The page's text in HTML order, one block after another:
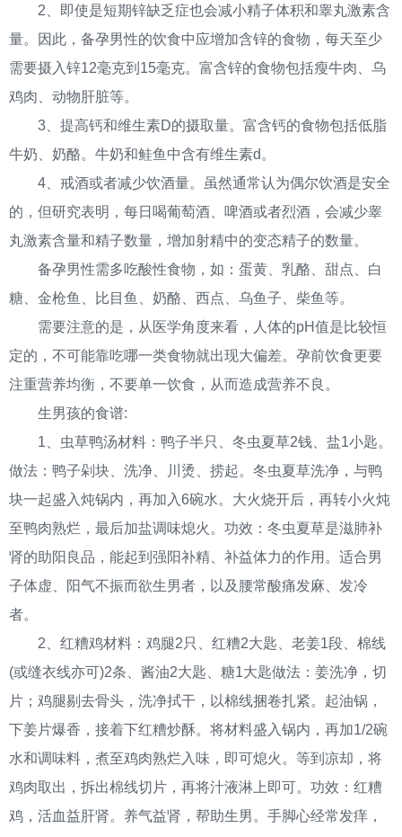
2、即使是短期锌缺乏症也会减小精子体积和睾丸激素含
量。因此，备孕男性的饮食中应增加含锌的食物，每天至少
需要摄入锌12毫克到15毫克。富含锌的食物包括瘦牛肉、乌
鸡肉、动物肝脏等。
3、提高钙和维生素D的摄取量。富含钙的食物包括低脂
牛奶、奶酪。牛奶和鲑鱼中含有维生素d。
4、戒酒或者减少饮酒量。虽然通常认为偶尔饮酒是安全
的，但研究表明，每日喝葡萄酒、啤酒或者烈酒，会减少睾
丸激素含量和精子数量，增加射精中的变态精子的数量。
备孕男性需多吃酸性食物，如：蛋黄、乳酪、甜点、白
糖、金枪鱼、比目鱼、奶酪、西点、乌鱼子、柴鱼等。
需要注意的是，从医学角度来看，人体的pH值是比较恒
定的，不可能靠吃哪一类食物就出现大偏差。孕前饮食更要
注重营养均衡，不要单一饮食，从而造成营养不良。
生男孩的食谱:
1、虫草鸭汤材料：鸭子半只、冬虫夏草2钱、盐1小匙。
做法：鸭子剁块、洗净、川烫、捞起。冬虫夏草洗净，与鸭
块一起盛入炖锅内，再加入6碗水。大火烧开后，再转小火炖
至鸭肉熟烂，最后加盐调味熄火。功效：冬虫夏草是滋肺补
肾的助阳良品，能起到强阳补精、补益体力的作用。适合男
子体虚、阳气不振而欲生男者，以及腰常酸痛发麻、发冷
者。
2、红糟鸡材料：鸡腿2只、红糟2大匙、老姜1段、棉线
(或缝衣线亦可)2条、酱油2大匙、糖1大匙做法：姜洗净，切
片；鸡腿剔去骨头，洗净拭干，以棉线捆卷扎紧。起油锅，
下姜片爆香，接着下红糟炒酥。将材料盛入锅内，再加1/2碗
水和调味料，煮至鸡肉熟烂入味，即可熄火。等到凉却，将
鸡肉取出，拆出棉线切片，再将汁液淋上即可。功效：红糟
鸡，活血益肝肾。养气益肾，帮助生男。手脚心经常发痒，